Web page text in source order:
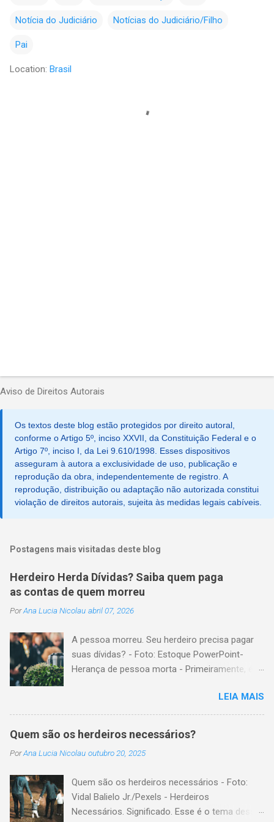
Notícia do Judiciário Notícias do Judiciário/Filho
Pai
Location: Brasil
Aviso de Direitos Autorais
Os textos deste blog estão protegidos por direito autoral,
conforme o Artigo 5º, inciso XXVII, da Constituição Federal e o
Artigo 7º, inciso I, da Lei 9.610/1998. Esses dispositivos
asseguram à autora a exclusividade de uso, publicação e
reprodução da obra, independentemente de registro. A
reprodução, distribuição ou adaptação não autorizada constitui
violação de direitos autorais, sujeita às medidas legais cabíveis.
Postagens mais visitadas deste blog
Herdeiro Herda Dívidas? Saiba quem paga
as contas de quem morreu
PorAna Lucia Nicolau abril 07, 2026
A pessoa morreu. Seu herdeiro precisa pagar
suas dívidas? - Foto: Estoque PowerPoint-
Herança de pessoa morta - Primeiramente, é
formado pelos elementos, para transmissão
aos sucessores. Esses elementos são: A)
positivos; ou seja, com importância monetária,
negativos; ou seja, obrigações não cumpridas,
isso, tem cabimento a conclusão de que, quem
herda crédito, também, herda débito. A
transmissão, do patrimônio da pessoa falecida
LEIA MAIS
Quem são os herdeiros necessários?
PorAna Lucia Nicolau outubro 20, 2025
Quem são os herdeiros necessários - Foto:
Vidal Balielo Jr./Pexels - Herdeiros
Necessários. Significado. Esse é o tema dessa